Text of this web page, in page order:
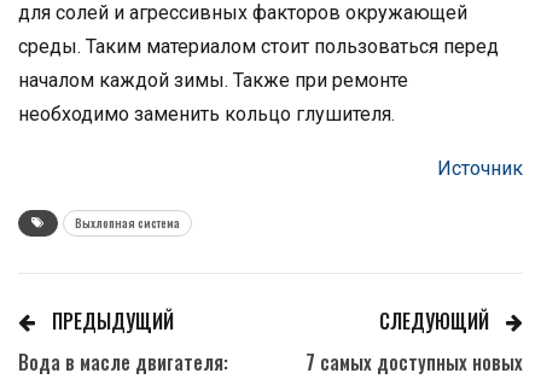
для солей и агрессивных факторов окружающей
среды. Таким материалом стоит пользоваться перед
началом каждой зимы. Также при ремонте
необходимо заменить кольцо глушителя.
Источник
Выхлопная система
ПРЕДЫДУЩИЙ
Вода в масле двигателя:
СЛЕДУЮЩИЙ
7 самых доступных новых